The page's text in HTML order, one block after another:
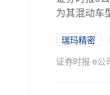
为其混动车
瑞玛精密
证券时报·e公